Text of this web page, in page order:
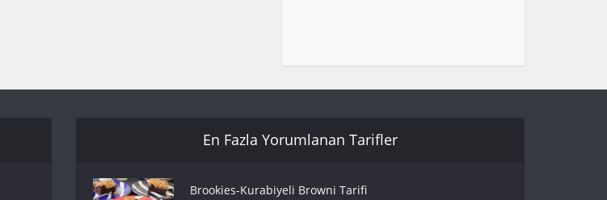
En Fazla Yorumlanan Tarifler
Brookies-Kurabiyeli Browni Tarifi